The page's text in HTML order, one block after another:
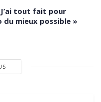
tout fait pour
mieux possible »